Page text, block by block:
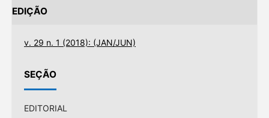
EDIÇÃO
v. 29 n. 1 (2018): (JAN/JUN)
SEÇÃO
EDITORIAL